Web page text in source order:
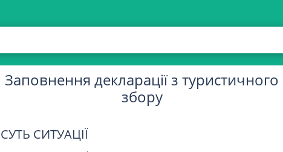
Заповнення декларації з туристичного
збору
СУТЬ СИТУАЦІЇ